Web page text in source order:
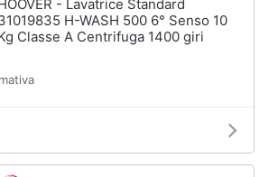
- Lavatrice Standard
H-WASH 500 6° Senso 10
Classe A Centrifuga 1400 giri